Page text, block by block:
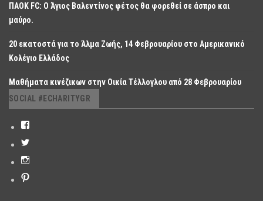
ΠΑΟΚ FC: O Άγιος Βαλεντίνος φέτος θα φορεθεί σε άσπρο και
μαύρο.
20 εκατοστά για το Άλμα Ζωής, 14 Φεβρουαρίου στο Αμερικανικό
Κολέγιο Ελλάδος
Μαθήματα κινέζικων στην Οικία Τέλλογλου από 28 Φεβρουαρίου
SOCIAL #ECHARITYGR